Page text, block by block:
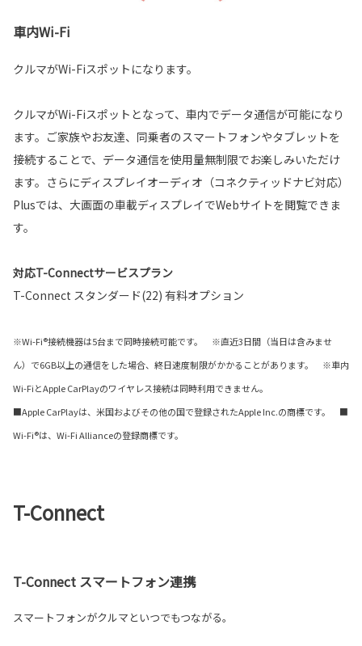
車内Wi-Fi
クルマがWi-Fiスポットになります。
クルマがWi-Fiスポットとなって、車内でデータ通信が可能になり
ます。ご家族やお友達、同乗者のスマートフォンやタブレットを
接続することで、データ通信を使用量無制限でお楽しみいただけ
ます。さらにディスプレイオーディオ（コネクティッドナビ対応）
Plusでは、大画面の車載ディスプレイでWebサイトを閲覧できま
す。
対応T-Connectサービスプラン
T-Connect スタンダード(22) 有料オプション
※Wi-Fi®接続機器は5台まで同時接続可能です。 ※直近3日間（当日は含みませ
ん）で6GB以上の通信をした場合、終日速度制限がかかることがあります。 ※車内
Wi-FiとApple CarPlayのワイヤレス接続は同時利用できません。
■Apple CarPlayは、米国およびその他の国で登録されたApple Inc.の商標です。 ■
Wi-Fi®は、Wi-Fi Allianceの登録商標です。
T-Connect
T-Connect スマートフォン連携
スマートフォンがクルマといつでもつながる。